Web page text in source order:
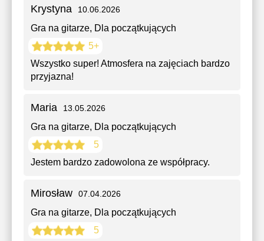
Krystyna 10.06.2026
Gra na gitarze, Dla początkujących
5+
Wszystko super! Atmosfera na zajęciach bardzo
przyjazna!
Maria 13.05.2026
Gra na gitarze, Dla początkujących
5
Jestem bardzo zadowolоnа ze współpracy.
Mirosław 07.04.2026
Gra na gitarze, Dla początkujących
5